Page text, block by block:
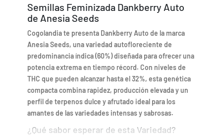
Semillas Feminizada Dankberry Auto
de Anesia Seeds
Cogolandia te presenta Dankberry Auto de la marca
Anesia Seeds, una variedad autofloreciente de
predominancia índica (60%) diseñada para ofrecer una
potencia extrema en tiempo récord. Con niveles de
THC que pueden alcanzar hasta el 32%, esta genética
compacta combina rapidez, producción elevada y un
perfil de terpenos dulce y afrutado ideal para los
amantes de las variedades intensas y sabrosas.
¿Qué sabor esperar de esta Variedad?